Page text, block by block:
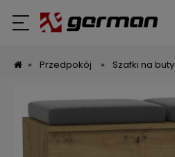
» Przedpokój » Szafki na buty